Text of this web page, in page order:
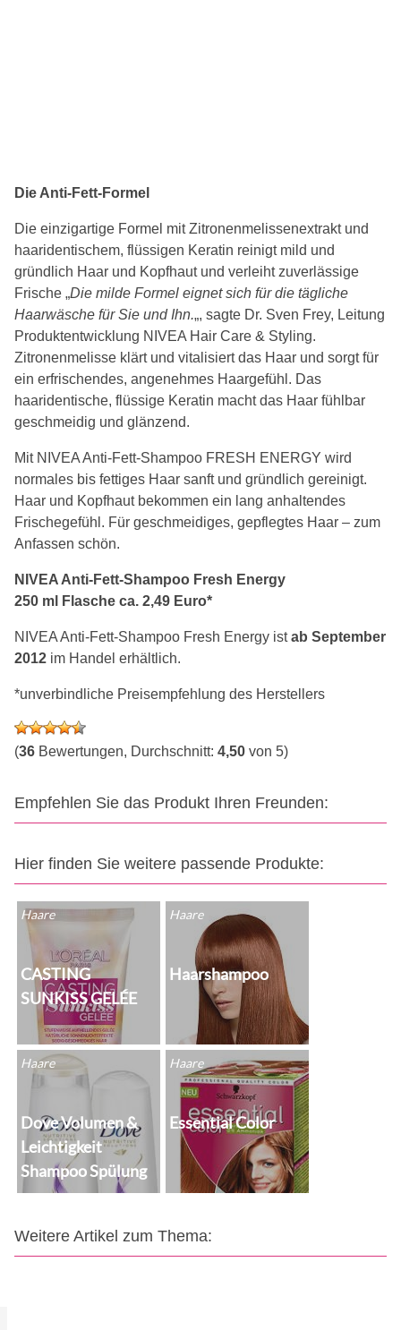
Die Anti-Fett-Formel
Die einzigartige Formel mit Zitronenmelissenextrakt und
haaridentischem, flüssigen Keratin reinigt mild und
gründlich Haar und Kopfhaut und verleiht zuverlässige
Frische „Die milde Formel eignet sich für die tägliche
Haarwäsche für Sie und Ihn.„, sagte Dr. Sven Frey, Leitung
Produktentwicklung NIVEA Hair Care & Styling.
Zitronenmelisse klärt und vitalisiert das Haar und sorgt für
ein erfrischendes, angenehmes Haargefühl. Das
haaridentische, flüssige Keratin macht das Haar fühlbar
geschmeidig und glänzend.
Mit NIVEA Anti-Fett-Shampoo FRESH ENERGY wird
normales bis fettiges Haar sanft und gründlich gereinigt.
Haar und Kopfhaut bekommen ein lang anhaltendes
Frischegefühl. Für geschmeidiges, gepflegtes Haar – zum
Anfassen schön.
NIVEA Anti-Fett-Shampoo Fresh Energy
250 ml Flasche ca. 2,49 Euro*
NIVEA Anti-Fett-Shampoo Fresh Energy istab September
2012 im Handel erhältlich.
*unverbindliche Preisempfehlung des Herstellers
(36 Bewertungen, Durchschnitt: 4,50 von 5)
Empfehlen Sie das Produkt Ihren Freunden:
Hier finden Sie weitere passende Produkte:
Haare
CASTING
SUNKISS GELÉE
Haare
Haarshampoo
Haare
Dove Volumen &
Leichtigkeit
Shampoo Spülung
Haare
Essential Color
Weitere Artikel zum Thema: